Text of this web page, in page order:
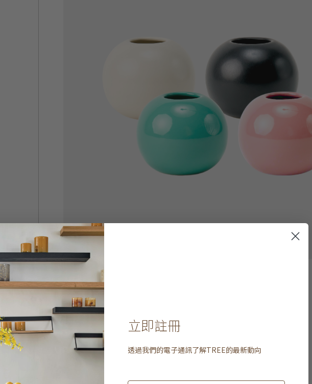
立即註冊
透過我們的電子通訊了解TREE的最新動向